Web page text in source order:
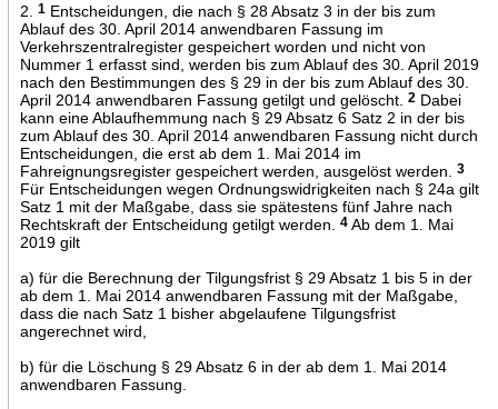
2.
1Entscheidungen, die nach § 28 Absatz 3 in der bis zum
Ablauf des 30. April 2014 anwendbaren Fassung im
Verkehrszentralregister gespeichert worden und nicht von
Nummer 1 erfasst sind, werden bis zum Ablauf des 30. April 2019
nach den Bestimmungen des § 29 in der bis zum Ablauf des 30.
April 2014 anwendbaren Fassung getilgt und gelöscht.
2Dabei
kann eine Ablaufhemmung nach § 29 Absatz 6 Satz 2 in der bis
zum Ablauf des 30. April 2014 anwendbaren Fassung nicht durch
Entscheidungen, die erst ab dem 1. Mai 2014 im
Fahreignungsregister gespeichert werden, ausgelöst werden.
3
Für Entscheidungen wegen Ordnungswidrigkeiten nach § 24a gilt
Satz 1 mit der Maßgabe, dass sie spätestens fünf Jahre nach
Rechtskraft der Entscheidung getilgt werden.
4Ab dem 1. Mai
2019 gilt
a) für die Berechnung der Tilgungsfrist § 29 Absatz 1 bis 5 in der
ab dem 1. Mai 2014 anwendbaren Fassung mit der Maßgabe,
dass die nach Satz 1 bisher abgelaufene Tilgungsfrist
angerechnet wird,
b) für die Löschung § 29 Absatz 6 in der ab dem 1. Mai 2014
anwendbaren Fassung.